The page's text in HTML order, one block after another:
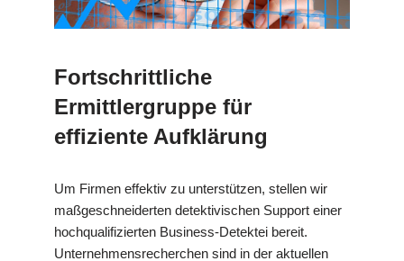
Fortschrittliche
Ermittlergruppe für
effiziente Aufklärung
Um Firmen effektiv zu unterstützen, stellen wir
maßgeschneiderten detektivischen Support einer
hochqualifizierten Business-Detektei bereit.
Unternehmensrecherchen sind in der aktuellen